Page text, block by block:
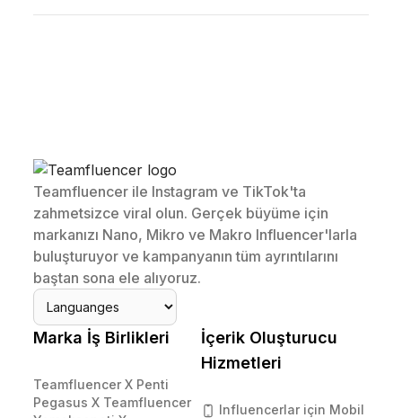
Teamfluencer ile Instagram ve TikTok'ta
zahmetsizce viral olun. Gerçek büyüme için
markanızı Nano, Mikro ve Makro Influencer'larla
buluşturuyor ve kampanyanın tüm ayrıntılarını
baştan sona ele alıyoruz.
Marka İş Birlikleri
Teamfluencer X Penti
Pegasus X Teamfluencer
İçerik Oluşturucu
Hizmetleri
Influencerlar için Mobil